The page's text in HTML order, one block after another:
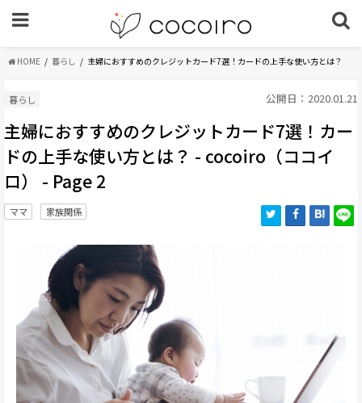
HOME 暮らし 主婦におすすめのクレジットカード7選！カードの上手な使い方とは？
暮らし 公開日：2020.01.21
主婦におすすめのクレジットカード7選！カー
ドの上手な使い方とは？ - cocoiro（ココイ
ロ） - Page 2
ママ 家族関係